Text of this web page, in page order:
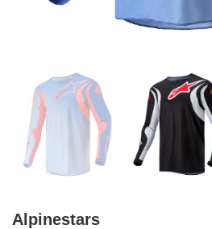
Alpinestars